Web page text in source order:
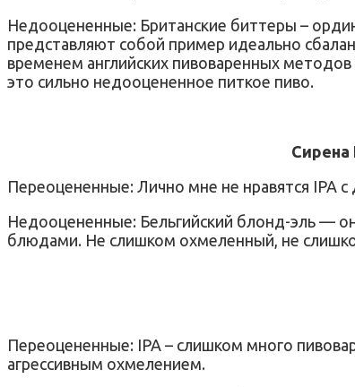
Недооцененные: Британские биттеры –
представляют собой пример идеально
временем английских пивоваренных
это сильно недооцененное питкое пиво.
Сирена
Переоцененные: Лично мне не нравятся IPA
Недооцененные: Бельгийский блонд-эль —
блюдами. Не слишком охмеленный, не
Переоцененные: IPA – слишком много
агрессивным охмелением.